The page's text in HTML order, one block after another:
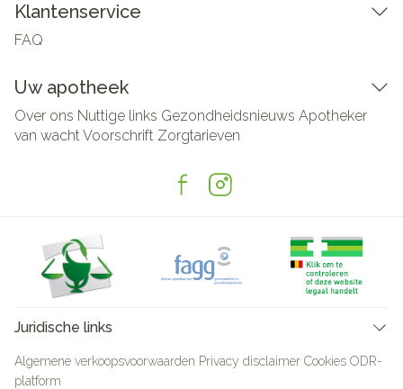
Klantenservice
FAQ
Uw apotheek
Over ons Nuttige links Gezondheidsnieuws Apotheker
van wachtVoorschrift Zorgtarieven
Juridische links
Algemene verkoopsvoorwaarden Privacy disclaimer Cookies ODR-
platform